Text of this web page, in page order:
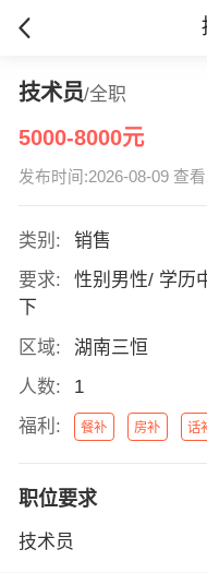
技术员/全职
5000-8000元
发布时间:2026-08-09 查
类别:
销售
要求:
性别男性/ 学历
下
区域:
湖南三恒
人数:
1
福利:
餐补 房补 话
职位要求
技术员